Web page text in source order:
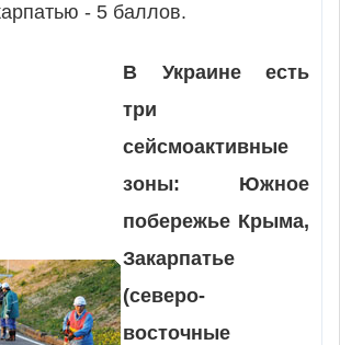
- 5 баллов.
В Украине есть
три
сейсмоактивные
зоны: Южное
побережье Крыма,
Закарпатье
(северо-
восточные